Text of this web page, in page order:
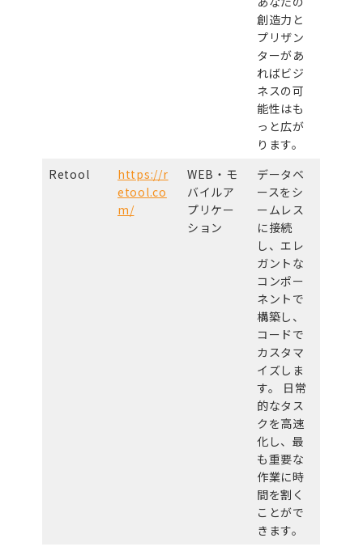
創造力と
プリザン
ターがあ
ればビジ
ネスの可
能性はも
っと広が
ります。
Retool
https://r
etool.co
m/
WEB・モ
バイルア
プリケー
ション
データベ
ースをシ
ームレス
に接続
し、エレ
ガントな
コンポー
ネントで
構築し、
コードで
カスタマ
イズしま
す。 日常
的なタス
クを高速
化し、最
も重要な
作業に時
間を割く
ことがで
きます。